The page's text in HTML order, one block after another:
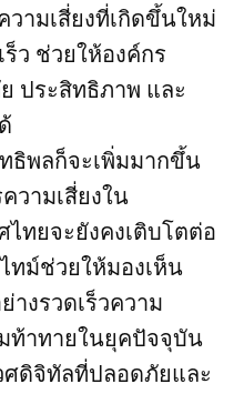
วามเสี่ยงที่เกิดขึ้นใหม่
ว ช่วยให้องค์กร
ประสิทธิภาพ และ
ธิพลก็จะเพิ่มมากขึ้น
วามเสี่ยงใน
ทยจะยังคงเติบโตต่อ
ทม์ช่วยให้มองเห็น
งรวดเร็วความ
ท้าทายในยุคปัจจุบัน
ดิจิทัลที่ปลอดภัยและ